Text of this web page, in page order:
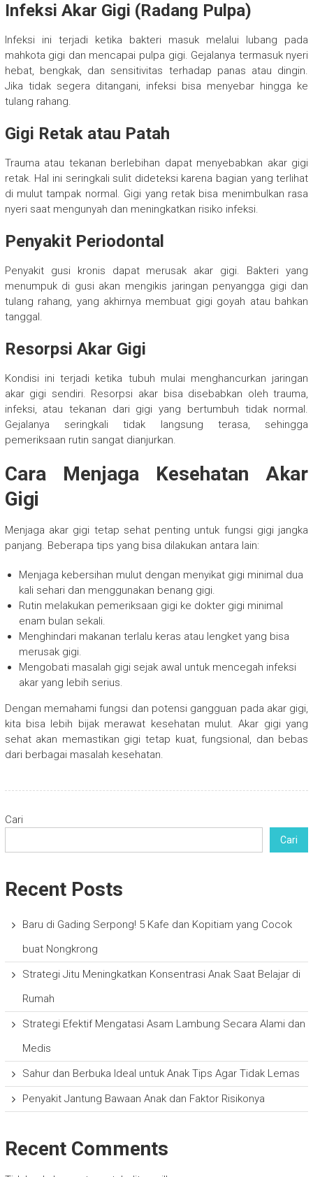
Infeksi Akar Gigi (Radang Pulpa)
Infeksi ini terjadi ketika bakteri masuk melalui lubang pada
mahkota gigi dan mencapai pulpa gigi. Gejalanya termasuk nyeri
hebat, bengkak, dan sensitivitas terhadap panas atau dingin.
Jika tidak segera ditangani, infeksi bisa menyebar hingga ke
tulang rahang.
Gigi Retak atau Patah
Trauma atau tekanan berlebihan dapat menyebabkan akar gigi
retak. Hal ini seringkali sulit dideteksi karena bagian yang terlihat
di mulut tampak normal. Gigi yang retak bisa menimbulkan rasa
nyeri saat mengunyah dan meningkatkan risiko infeksi.
Penyakit Periodontal
Penyakit gusi kronis dapat merusak akar gigi. Bakteri yang
menumpuk di gusi akan mengikis jaringan penyangga gigi dan
tulang rahang, yang akhirnya membuat gigi goyah atau bahkan
tanggal.
Resorpsi Akar Gigi
Kondisi ini terjadi ketika tubuh mulai menghancurkan jaringan
akar gigi sendiri. Resorpsi akar bisa disebabkan oleh trauma,
infeksi, atau tekanan dari gigi yang bertumbuh tidak normal.
Gejalanya seringkali tidak langsung terasa, sehingga
pemeriksaan rutin sangat dianjurkan.
Cara Menjaga Kesehatan Akar
Gigi
Menjaga akar gigi tetap sehat penting untuk fungsi gigi jangka
panjang. Beberapa tips yang bisa dilakukan antara lain:
Menjaga kebersihan mulut dengan menyikat gigi minimal dua
kali sehari dan menggunakan benang gigi.
Rutin melakukan pemeriksaan gigi ke dokter gigi minimal
enam bulan sekali.
Menghindari makanan terlalu keras atau lengket yang bisa
merusak gigi.
Mengobati masalah gigi sejak awal untuk mencegah infeksi
akar yang lebih serius.
Dengan memahami fungsi dan potensi gangguan pada akar gigi,
kita bisa lebih bijak merawat kesehatan mulut. Akar gigi yang
sehat akan memastikan gigi tetap kuat, fungsional, dan bebas
dari berbagai masalah kesehatan.
Cari
Cari
Recent Posts
Baru di Gading Serpong! 5 Kafe dan Kopitiam yang Cocok
buat Nongkrong
Strategi Jitu Meningkatkan Konsentrasi Anak Saat Belajar di
Rumah
Strategi Efektif Mengatasi Asam Lambung Secara Alami dan
Medis
Sahur dan Berbuka Ideal untuk Anak Tips Agar Tidak Lemas
Penyakit Jantung Bawaan Anak dan Faktor Risikonya
Recent Comments